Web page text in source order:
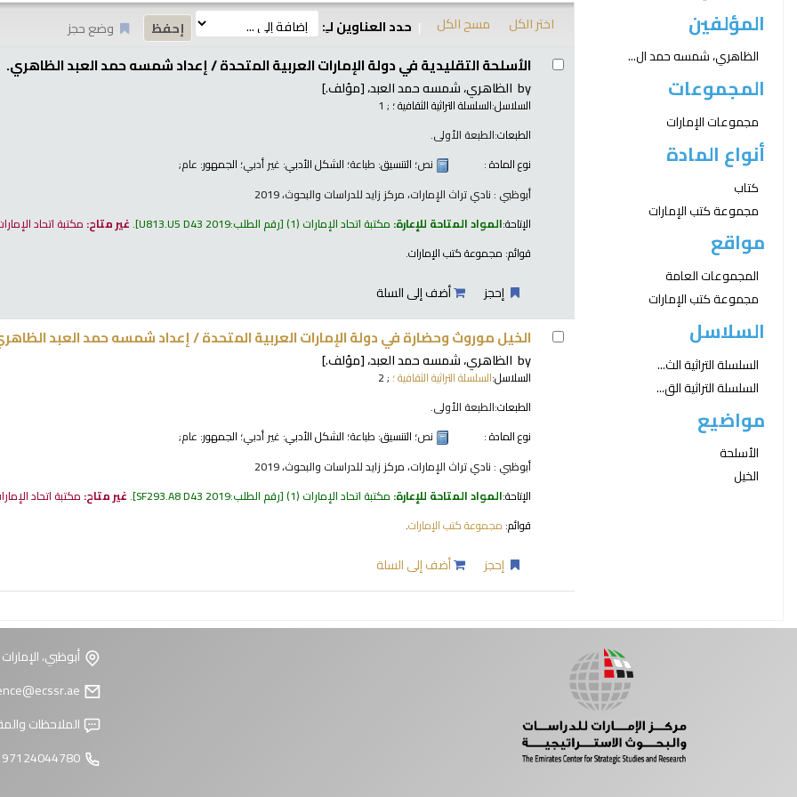
المؤلفين
الظاهري، شمسه حمد ال...
المجموعات
مجموعات الإمارات
أنواع المادة
كتاب
مجموعة كتب الإمارات
مواقع
المجموعات العامة
مجموعة كتب الإمارات
السلاسل
السلسلة التراثية الث...
السلسلة التراثية الق...
مواضيع
الأسلحة
الخيل
اختر الكل مسح الكل حدد العناوين لـِ: وضع حجز
نتائج الأسلحة التقليدية في دولة الإمارات العربية المتحدة /إعداد شمسه حمد العبد الظاهري.
by الظاهري، شمسه حمد العبد،[مؤلف.]
السلاسل:السلسلة التراثية الثقافية ؛ ; 1
الطبعات:الطبعة الأولى.
نوع المادة :
نص؛ التنسيق: طباعة؛ الشكل الأدبي: غير أدبي؛ الجمهور: عام;
أبوظبي : نادي تراث الإمارات، مركز زايد للدراسات والبحوث، 2019
الإتاحة:المواد المتاحة للإعارة: مكتبة اتحاد الإمارات (1) رقم الطلب:U813.U5 D43 2019
.غير متاح: مكتبة اتحاد
قوائم: مجموعة كتب الإمارات.
إحجز أضف إلى السلة
الخيل موروث وحضارة في دولة الإمارات العربية المتحدة /إعداد شمسه حمد العبد
by الظاهري، شمسه حمد العبد،[مؤلف.]
السلاسل:السلسلة التراثية الثقافية ؛ ; 2
الطبعات:الطبعة الأولى.
نوع المادة :
نص؛ التنسيق: طباعة؛ الشكل الأدبي: غير أدبي؛ الجمهور: عام;
أبوظبي : نادي تراث الإمارات، مركز زايد للدراسات والبحوث، 2019
الإتاحة:المواد المتاحة للإعارة: مكتبة اتحاد الإمارات (1) رقم الطلب:SF293.A8 D43 2019
.غير متاح: مكتبة اتحاد
قوائم: مجموعة كتب الإمارات.
إحجز أضف إلى السلة
أبوظبي،
الملاحظات